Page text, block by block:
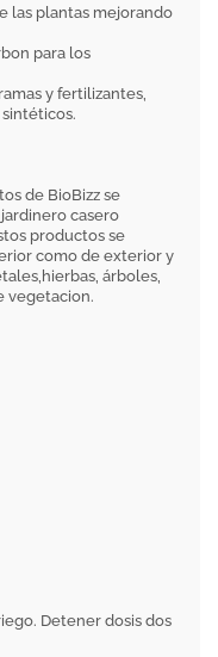
las plantas mejorando
para los
y fertilizantes,
de BioBizz se
casero
productos se
como de exterior y
árboles,
vegetacion.
Detener dosis dos